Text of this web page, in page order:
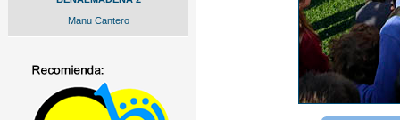
Manu Cantero